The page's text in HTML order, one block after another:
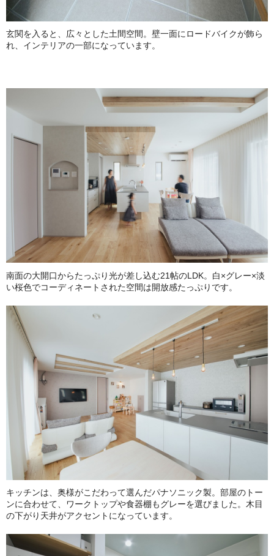
玄関を入ると、広々とした土間空間。壁一面にロードバイクが飾ら
れ、インテリアの一部になっています。
南面の大開口からたっぷり光が差し込む21帖のLDK。白×グレー×淡
い桜色でコーディネートされた空間は開放感たっぷりです。
キッチンは、奥様がこだわって選んだパナソニック製。部屋のトー
ンに合わせて、ワークトップや食器棚もグレーを選びました。木目
の下がり天井がアクセントになっています。